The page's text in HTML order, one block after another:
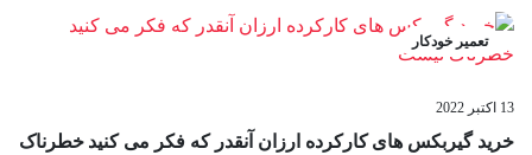
تعمیر خودکار
13 اکتبر 2022
خرید گیربکس های کارکرده ارزان آنقدر که فکر می کنید خطرناک